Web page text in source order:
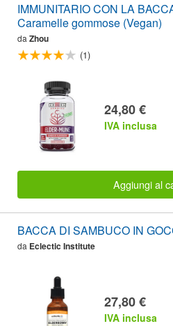
IMMUNITARIO CON LA
Caramelle gommose (Vegan)
da Zhou
(1)
24,80 €
IVA inclusa
Aggiungi al
BACCA DI SAMBUCO IN
da Eclectic Institute
27,80 €
IVA inclusa